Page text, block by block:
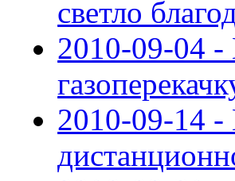
светло
2010-09-04 -
2010-09-14 -